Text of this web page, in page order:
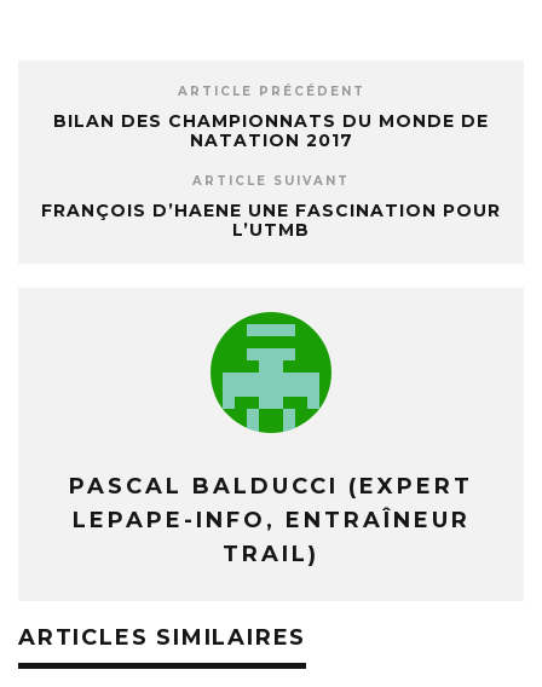
ARTICLE PRÉCÉDENT
BILAN DES CHAMPIONNATS DU MONDE DE
NATATION 2017
ARTICLE SUIVANT
FRANÇOIS D’HAENE UNE FASCINATION POUR
L’UTMB
PASCAL BALDUCCI (EXPERT
LEPAPE-INFO, ENTRAÎNEUR
TRAIL)
ARTICLES SIMILAIRES